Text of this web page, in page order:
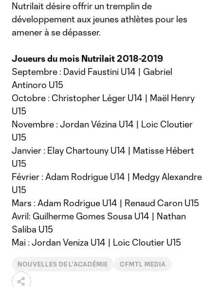
Nutrilait désire offrir un tremplin de
développement aux jeunes athlètes pour les
amener à se dépasser.
Joueurs du mois Nutrilait 2018-2019
Septembre : David Faustini U14 | Gabriel
Antinoro U15
Octobre : Christopher Léger U14 | Maël Henry
U15
Novembre : Jordan Vézina U14 | Loic Cloutier
U15
Janvier : Elay Chartouny U14 | Matisse Hébert
U15
Février : Adam Rodrigue U14 | Medgy Alexandre
U15
Mars : Adam Rodrigue U14 | Renaud Caron U15
Avril: Guilherme Gomes Sousa U14 | Nathan
Saliba U15
Mai : Jordan Veniza U14 | Loic Cloutier U15
NOUVELLES DE L'ACADÉMIE CFMTL MEDIA